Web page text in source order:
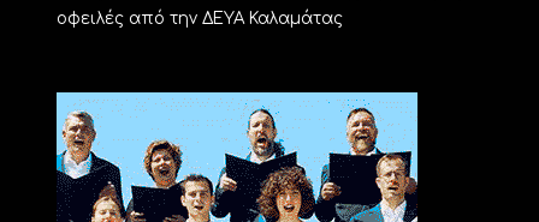
οφειλές από την ΔΕΥΑ Καλαμάτας